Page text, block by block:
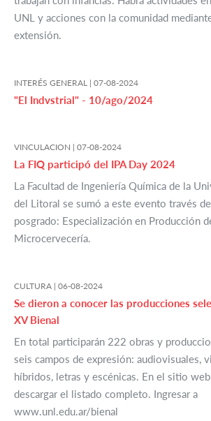
UNL y acciones con la comunidad
extensión.
INTERÉS GENERAL | 07-08-2024
"El Indvstrial" - 10/ago/2024
VINCULACION | 07-08-2024
La FIQ participó del IPA Day 2024
La Facultad de Ingeniería Química de la
del Litoral se sumó a este evento través
posgrado: Especialización en Producción
Microcervecería.
CULTURA | 06-08-2024
Se dieron a conocer las producciones
XV Bienal
En total participarán 222 obras y
seis campos de expresión: audiovisuales,
híbridos, letras y escénicas. En el sitio
descargar el listado completo. Ingresar a
www.unl.edu.ar/bienal